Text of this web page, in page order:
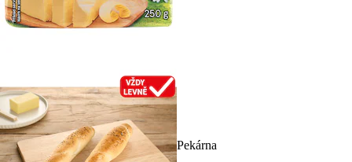
Pekárna